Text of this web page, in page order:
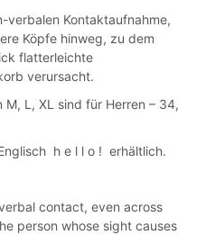
Kontaktaufnahme,
Köpfe hinweg, zu dem
flatterleichte
verursacht.
M, L, XL sind für Herren – 34,
h e l l o ! erhältlich.
contact, even across
person whose sight causes